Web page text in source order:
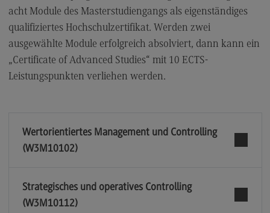
acht Module des Masterstudiengangs als eigenständiges
qualifiziertes Hochschulzertifikat. Werden zwei
ausgewählte Module erfolgreich absolviert, dann kann ein
„Certificate of Advanced Studies“ mit 10 ECTS-
Leistungspunkten verliehen werden.
Wertorientiertes Management und Controlling
(W3M10102)
Strategisches und operatives Controlling
(W3M10112)